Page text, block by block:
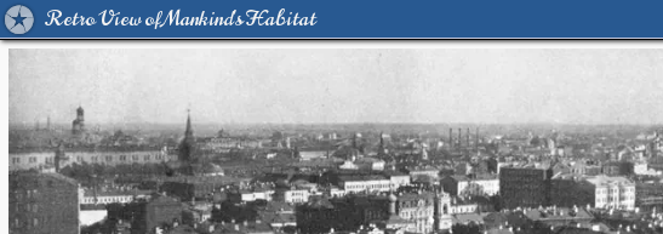
Retro View of Mankind's Habitat